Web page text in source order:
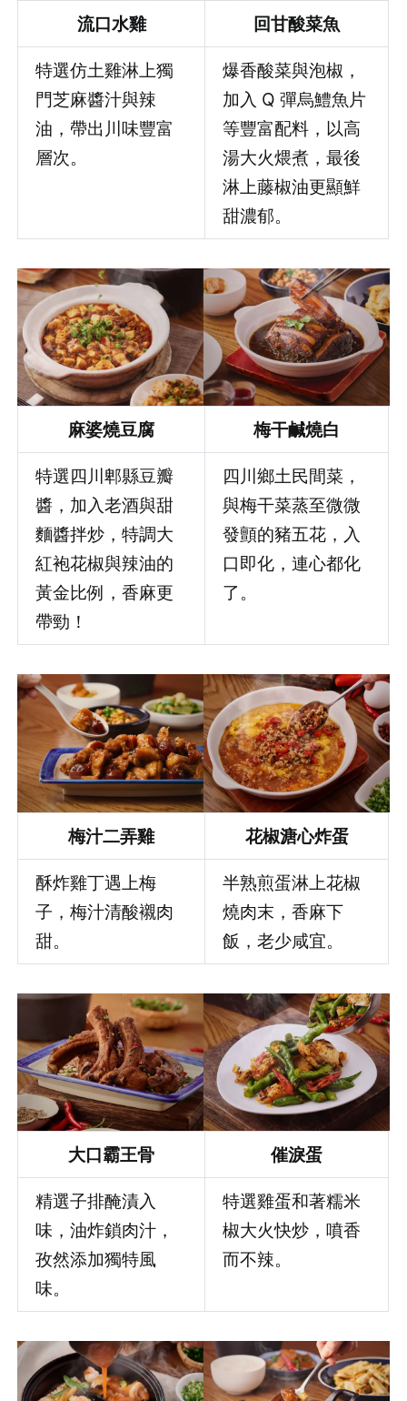
流口水雞 回甘酸菜魚
特選仿土雞淋上獨
門芝麻醬汁與辣
油，帶出川味豐富
層次。
爆香酸菜與泡椒，
加入 Q 彈烏鱧魚片
等豐富配料，以高
湯大火煨煮，最後
淋上藤椒油更顯鮮
甜濃郁。
麻婆燒豆腐 梅干鹹燒白
特選四川郫縣豆瓣
醬，加入老酒與甜
麵醬拌炒，特調大
紅袍花椒與辣油的
黃金比例，香麻更
帶勁！
四川鄉土民間菜，
與梅干菜蒸至微微
發顫的豬五花，入
口即化，連心都化
了。
梅汁二弄雞 花椒溏心炸蛋
酥炸雞丁遇上梅
子，梅汁清酸襯肉
甜。
半熟煎蛋淋上花椒
燒肉末，香麻下
飯，老少咸宜。
大口霸王骨 催淚蛋
精選子排醃漬入
味，油炸鎖肉汁，
孜然添加獨特風
味。
特選雞蛋和著糯米
椒大火快炒，噴香
而不辣。
登出
確定要登出嗎？